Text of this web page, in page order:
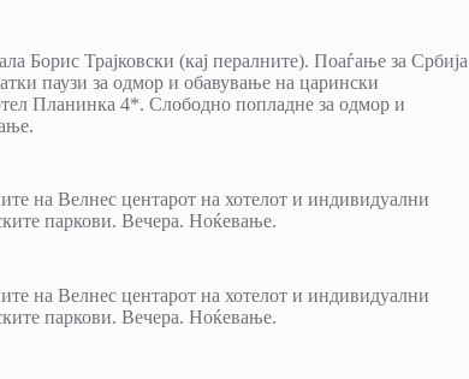
Борис Трајковски (кај пералните). Поаѓање за
паузи за одмор и обавување на царински
Планинка 4*. Слободно попладне за одмор и
на Велнес центарот на хотелот и индивидуални
паркови. Вечера. Ноќевање.
на Велнес центарот на хотелот и индивидуални
паркови. Вечера. Ноќевање.